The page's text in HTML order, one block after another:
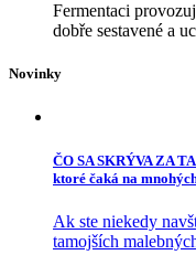
Fermentaci
dobře sestavené a
Novinky
ČO SA SKRÝVA ZA
ktoré čaká na
Ak ste niekedy
tamojších